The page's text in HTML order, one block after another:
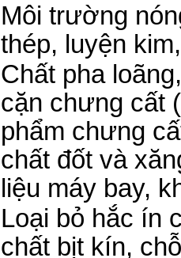
Môi trường
thép, luyện
Chất pha
cặn chưng cất
phẩm chưng
chất đốt và
liệu máy bay,
Loại bỏ hắc ín
chất bịt kín,